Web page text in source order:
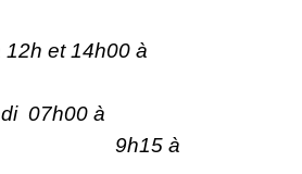
12h et 14h00 à
07h00 à
9h15 à